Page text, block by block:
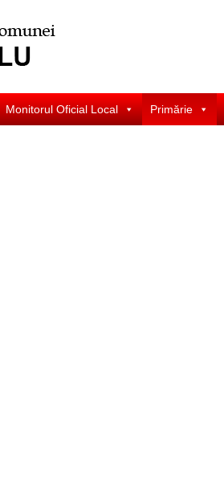
Monitorul Oficial Local Primărie